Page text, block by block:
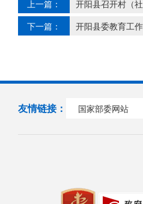
上一篇：
开阳县召开村（
下一篇：
开阳县委教育工
友情链接： 国家部委网站